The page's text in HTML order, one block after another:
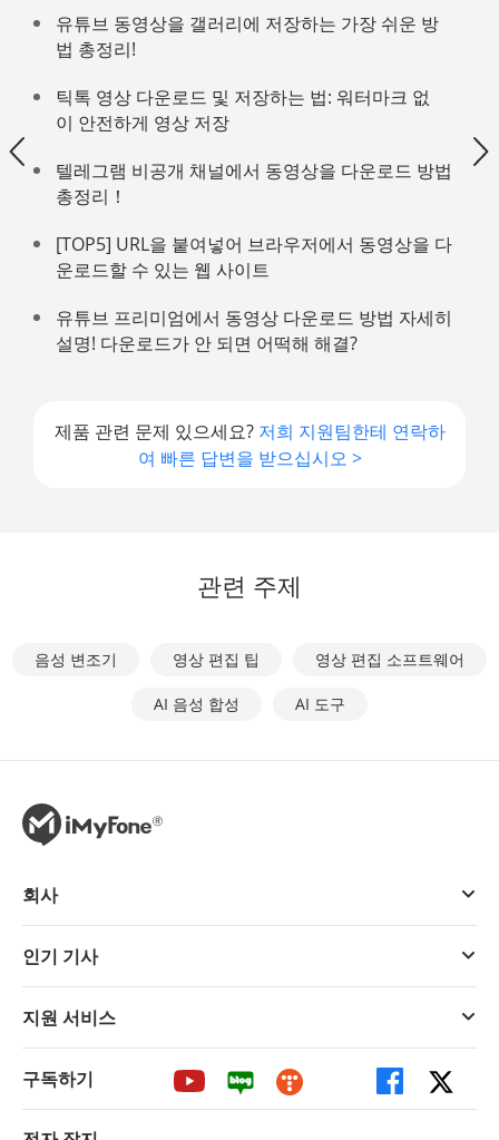
유튜브 동영상을 갤러리에 저장하는 가장 쉬운 방
법 총정리!
틱톡 영상 다운로드 및 저장하는 법: 워터마크 없
이 안전하게 영상 저장
텔레그램 비공개 채널에서 동영상을 다운로드 방법
총정리！
[TOP5] URL을 붙여넣어 브라우저에서 동영상을 다
운로드할 수 있는 웹 사이트
유튜브 프리미엄에서 동영상 다운로드 방법 자세히
설명! 다운로드가 안 되면 어떡해 해결?
제품 관련 문제 있으세요? 저희 지원팀한테 연락하
여 빠른 답변을 받으십시오 >
관련 주제
음성 변조기 영상 편집 팁 영상 편집 소프트웨어
AI 음성 합성 AI 도구
회사
인기 기사
지원 서비스
구독하기